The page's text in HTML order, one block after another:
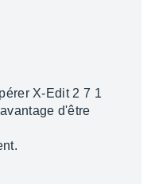
X-Edit 2 7 1
d'être